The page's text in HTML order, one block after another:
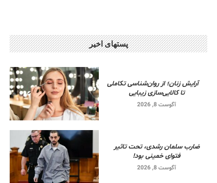
پستهای اخیر
آرایش زنان؛ از روان‌شناسی تکاملی
تا کالایی‌سازی زیبایی
آگوست 8, 2026
ضارب سلمان رشدی، تحت تاثیر
فتوای خمینی بود!
آگوست 8, 2026